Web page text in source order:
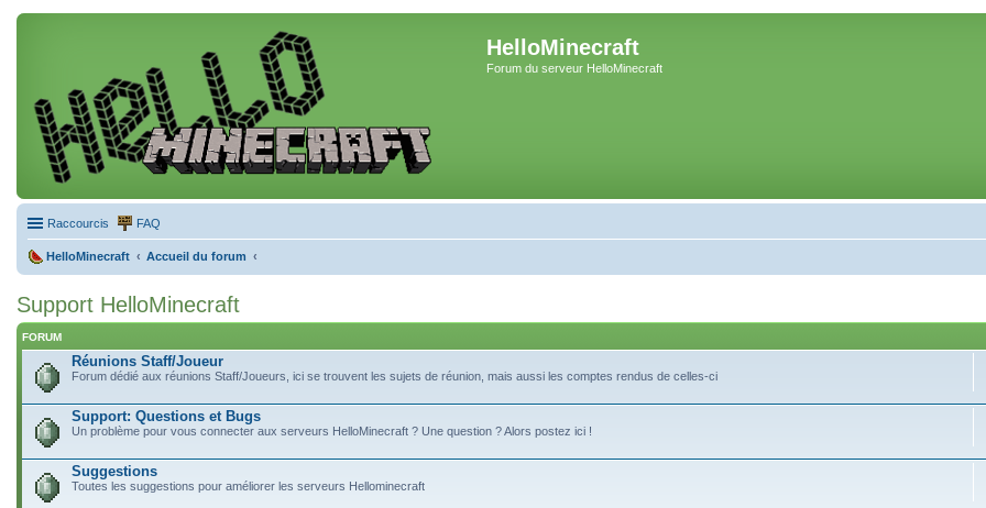
HelloMinecraft
Forum du serveur HelloMinecraft
Raccourcis FAQ
HelloMinecraft Accueil du forum
Support HelloMinecraft
FORUM
Réunions Staff/Joueur
Forum dédié aux réunions Staff/Joueurs, ici se trouvent les sujets de réunion, mais aussi les comptes rendus de celles-ci
Support: Questions et Bugs
Un problème pour vous connecter aux serveurs HelloMinecraft ? Une question ? Alors postez ici !
Suggestions
Toutes les suggestions pour améliorer les serveurs Hellominecraft